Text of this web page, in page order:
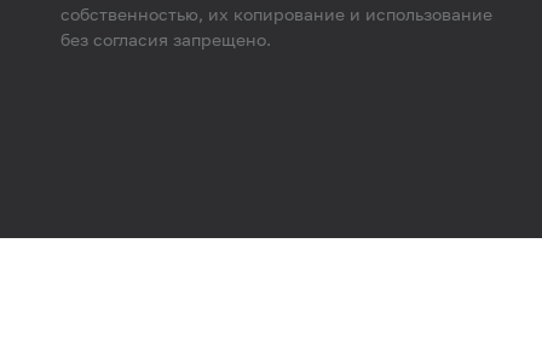
собственностью, их копирование и использование
без согласия запрещено.